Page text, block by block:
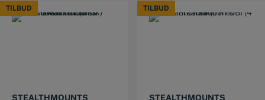
TILBUD
TILBUD
STEALTHMOUNTS
TILBUD
TILBUD
STEALTHMOUNTS